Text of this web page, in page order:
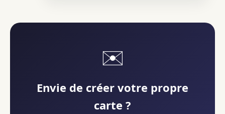
✉️
Envie de créer votre propre
carte ?